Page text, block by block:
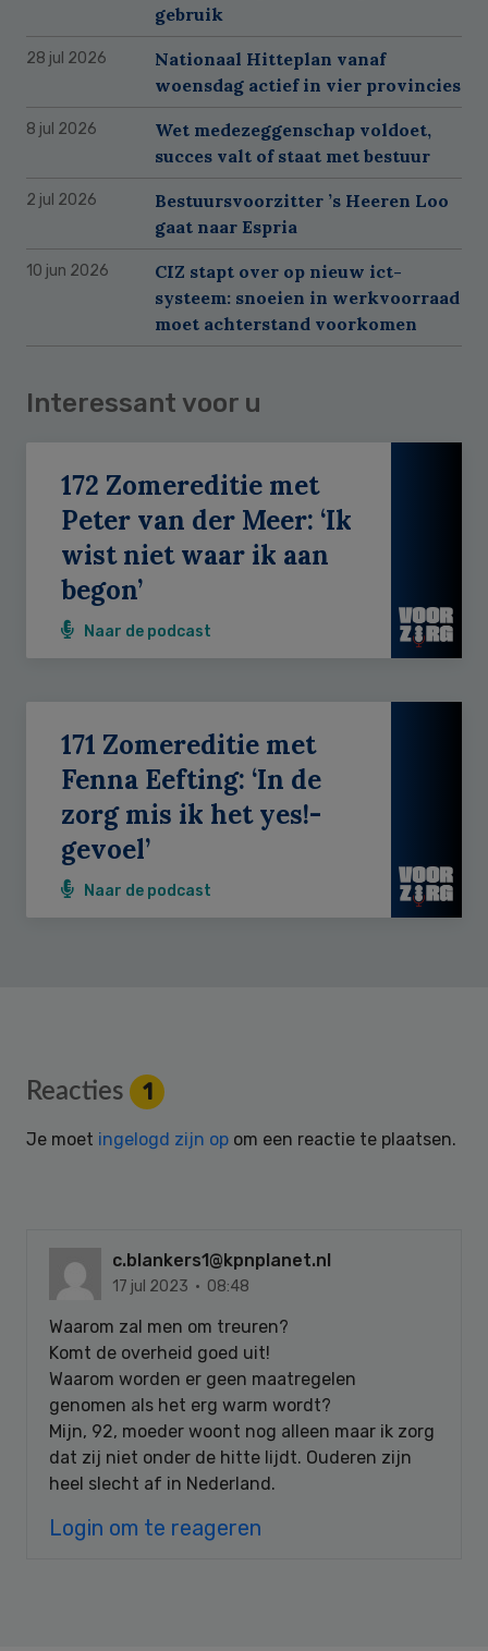
gebruik
28 jul 2026
Nationaal Hitteplan vanaf
woensdag actief in vier provincies
8 jul 2026
Wet medezeggenschap voldoet,
succes valt of staat met bestuur
2 jul 2026
Bestuursvoorzitter ’s Heeren Loo
gaat naar Espria
10 jun 2026
CIZ stapt over op nieuw ict-
systeem: snoeien in werkvoorraad
moet achterstand voorkomen
Interessant voor u
172 Zomereditie met
Peter van der Meer: ‘Ik
wist niet waar ik aan
begon’
Naar de podcast
171 Zomereditie met
Fenna Eefting: ‘In de
zorg mis ik het yes!-
gevoel’
Naar de podcast
Reader
Interactions
Reacties 1
Je moet ingelogd zijn op om een reactie te plaatsen.
c.blankers1@kpnplanet.nl
17 jul 2023 · 08:48
Waarom zal men om treuren?
Komt de overheid goed uit!
Waarom worden er geen maatregelen
genomen als het erg warm wordt?
Mijn, 92, moeder woont nog alleen maar ik zorg
dat zij niet onder de hitte lijdt. Ouderen zijn
heel slecht af in Nederland.
Login om te reageren